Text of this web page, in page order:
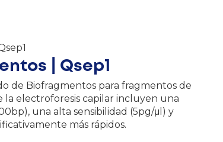
| Qsep1
de Biofragmentos para fragmentos de
la electroforesis capilar incluyen una
una alta sensibilidad (5pg/μl) y
más rápidos.